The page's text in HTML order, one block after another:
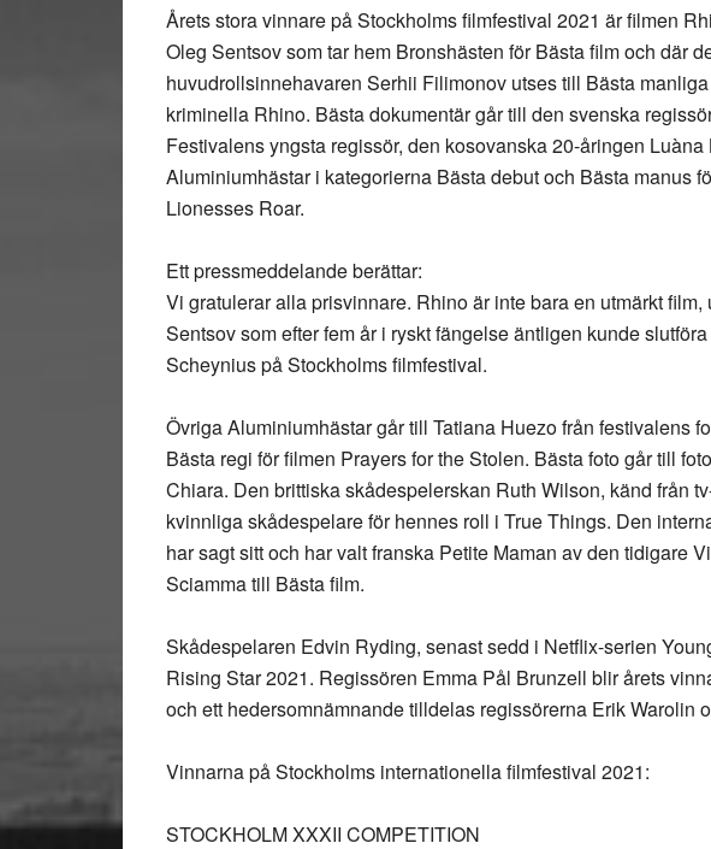
Årets stora vinnare på Stockholms filmfestival 2021 är filmen
Oleg Sentsov som tar hem Bronshästen för Bästa film och där
huvudrollsinnehavaren Serhii Filimonov utses till Bästa
kriminella Rhino. Bästa dokumentär går till den svenska
Festivalens yngsta regissör, den kosovanska 20-åringen
Aluminiumhästar i kategorierna Bästa debut och Bästa manus
Lionesses Roar.
Ett pressmeddelande berättar:
Vi gratulerar alla prisvinnare. Rhino är inte bara en utmärkt
Sentsov som efter fem år i ryskt fängelse äntligen kunde
Scheynius på Stockholms filmfestival.
Övriga Aluminiumhästar går till Tatiana Huezo från festivalens
Bästa regi för filmen Prayers for the Stolen. Bästa foto går till
Chiara. Den brittiska skådespelerskan Ruth Wilson, känd från
kvinnliga skådespelare för hennes roll i True Things. Den
har sagt sitt och har valt franska Petite Maman av den tidigare
Sciamma till Bästa film.
Skådespelaren Edvin Ryding, senast sedd i Netflix-serien
Rising Star 2021. Regissören Emma Pål Brunzell blir årets
och ett hedersomnämnande tilldelas regissörerna Erik Warolin
Vinnarna på Stockholms internationella filmfestival 2021:
STOCKHOLM XXXII COMPETITION